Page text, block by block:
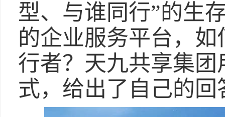
型、与谁同行”的生
的企业服务平台，
行者？天九共享集团
式，给出了自己的回